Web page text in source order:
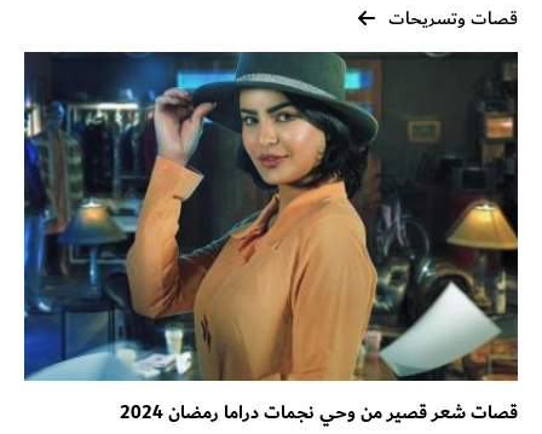
قصات وتسريحات
قصات شعر قصير من وحي نجمات دراما رمضان 2024